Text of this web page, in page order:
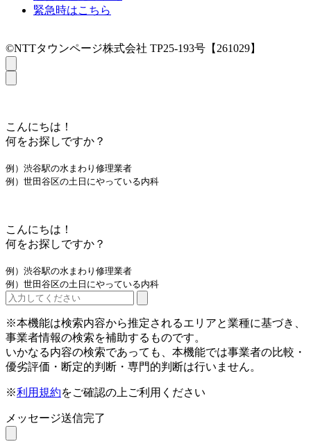
緊急時はこちら
©NTTタウンページ株式会社 TP25-193号【261029】
こんにちは！
何をお探しですか？
例）渋谷駅の水まわり修理業者
例）世田谷区の土日にやっている内科
こんにちは！
何をお探しですか？
例）渋谷駅の水まわり修理業者
例）世田谷区の土日にやっている内科
※本機能は検索内容から推定されるエリアと業種に基づき、
事業者情報の検索を補助するものです。
いかなる内容の検索であっても、本機能では事業者の比較・
優劣評価・断定的判断・専門的判断は行いません。
※利用規約をご確認の上ご利用ください
メッセージ送信完了